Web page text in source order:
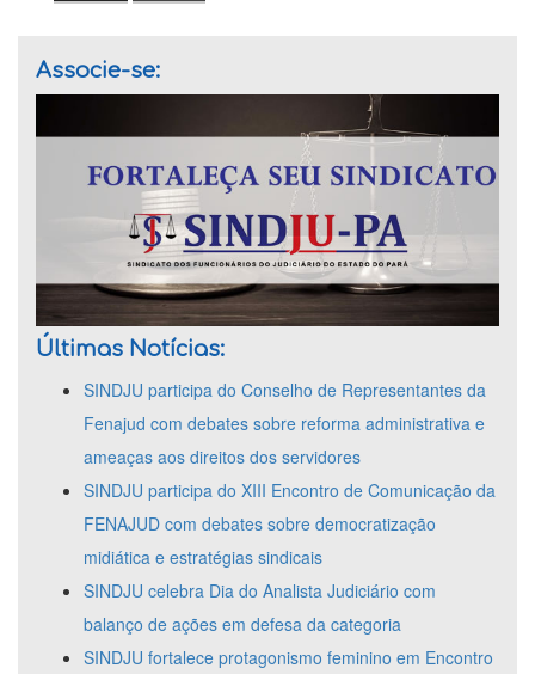
Associe-se:
Últimas Notícias:
SINDJU participa do Conselho de Representantes da
Fenajud com debates sobre reforma administrativa e
ameaças aos direitos dos servidores
SINDJU participa do XIII Encontro de Comunicação da
FENAJUD com debates sobre democratização
midiática e estratégias sindicais
SINDJU celebra Dia do Analista Judiciário com
balanço de ações em defesa da categoria
SINDJU fortalece protagonismo feminino em Encontro